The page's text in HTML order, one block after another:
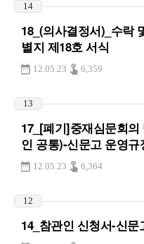
14
18_(의사결정서)_수락
별지 제18호 서식
12.05.23 6,359
13
17_[폐기]중재심문회
인 공통)-신문고 운영
12.05.23 6,364
12
14_참관인 신청서-신